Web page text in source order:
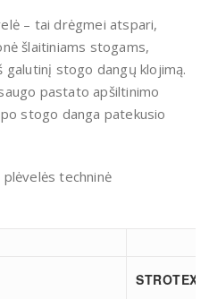
– tai drėgmei atspari,
šlaitiniams stogams,
stogo dangų klojimą.
pastato apšiltinimo
stogo danga patekusio
techninė
STROTEX